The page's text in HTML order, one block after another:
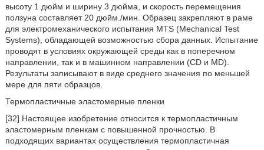
высоту 1 дюйм и ширину 3 дюйма, и скорость перемещения
ползуна составляет 20 дюйм./мин. Образец закрепляют в раме
для электромеханического испытания MTS (Mechanical Test
Systems), обладающей возможностью сбора данных. Испытание
проводят в условиях окружающей среды как в поперечном
направлении, так и в машинном направлении (CD и MD).
Результаты записывают в виде среднего значения по меньшей
мере для пяти образцов.
Термопластичные эластомерные пленки
[32] Настоящее изобретение относится к термопластичным
эластомерным пленкам с повышенной прочностью. В
подходящих вариантах осуществления термопластичная